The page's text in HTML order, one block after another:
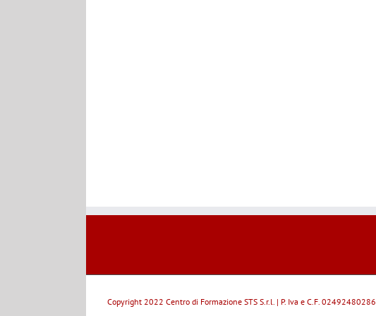
Copyright 2022 Centro di Formazione STS S.r.l. | P. Iva e C.F. 02492480286